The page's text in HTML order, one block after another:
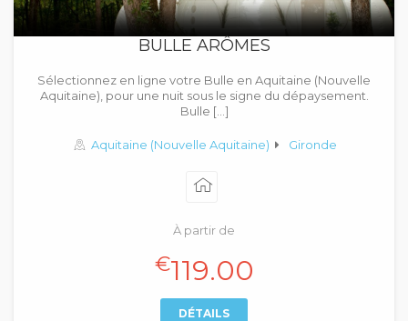
BULLE ARÔMES
Sélectionnez en ligne votre Bulle en Aquitaine (Nouvelle
Aquitaine), pour une nuit sous le signe du dépaysement.
Bulle […]
Aquitaine (Nouvelle Aquitaine) Gironde
À partir de
€119.00
DÉTAILS